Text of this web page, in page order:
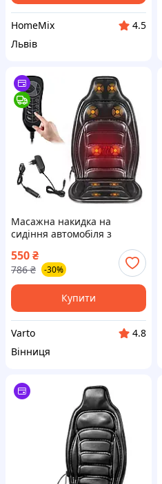
HomeMix
4.5
Львів
Масажна накидка на
сидіння автомобіля з
підігрівом JB-616B, Чорний /
Вібраційна масажер-
накладка на крісло
550₴
786 ₴ -30%
Купити
Varto
4.8
Вінниця